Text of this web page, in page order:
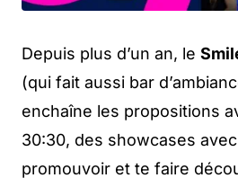
Depuis plus d’un an, le
(qui fait aussi bar
enchaîne les propositions
30:30, des showcases
promouvoir et te faire